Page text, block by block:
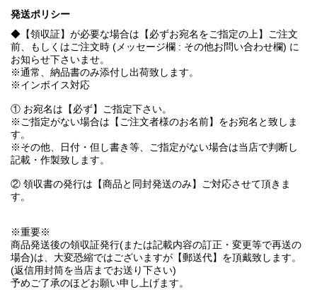
発送ポリシー
◆【領収証】が必要な場合は【必ずお宛名をご指定の上】ご注文
前、もしくはご注文時 (メッセージ欄 : その他お問い合わせ欄) に
お知らせ下さいませ。
※通常、納品書のみ添付し出荷致します。
※インボイス対応
① お宛名は【必ず】ご指定下さい。
※ご指定がない場合は【ご注文者様のお名前】をお宛名と致しま
す。
※その他、日付・但し書き等、ご指定がない場合は当店で判断し
記載・作製致します。
② 領収書の発行は【商品と同封発送のみ】ご対応させて頂きま
す。
※重要※
商品発送後の領収証発行(または記載内容の訂正・変更等で再送の
場合)は、大変恐縮ではございますが【郵送代】を頂戴致します。
(返信用封筒を当店までお送り下さい)
予めご了承のほどお願い申し上げます。